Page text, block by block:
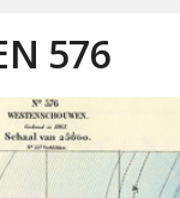
576